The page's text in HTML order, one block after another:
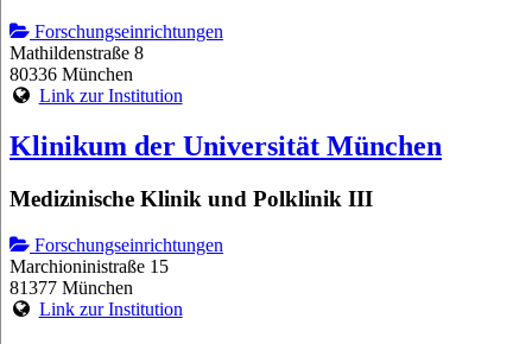
Forschungseinrichtungen
Mathildenstraße 8
80336 München
Link zur Institution
Klinikum der Universität München
Medizinische Klinik und Polklinik III
Forschungseinrichtungen
Marchioninistraße 15
81377 München
Link zur Institution